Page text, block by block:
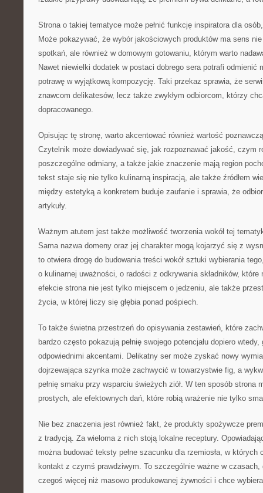
Strona o takiej tematyce może pełnić funkcję inspiratora dla
Może pokazywać, że wybór jakościowych produktów ma sens
spotkań, ale również w domowym gotowaniu, którym warto
Nawet niewielki dodatek w postaci dobrego sera potrafi odmienić
potrawę w wyjątkową kompozycję. Taki przekaz sprawia, że
znawcom delikatesów, lecz także zwykłym odbiorcom, którzy
dopracowanego.
Opisując tę stronę, warto akcentować również wartość
Czytelnik może dowiadywać się, jak rozpoznawać jakość, czym
poszczególne odmiany, a także jakie znaczenie mają region
tekst staje się nie tylko kulinarną inspiracją, ale także źródłem
między estetyką a konkretem buduje zaufanie i sprawia, że
artykuły.
Ważnym atutem jest także możliwość tworzenia wokół tej
Sama nazwa domeny oraz jej charakter mogą kojarzyć się z
to otwiera drogę do budowania treści wokół sztuki wybierania
o kulinarnej uważności, o radości z odkrywania składników, które
efekcie strona nie jest tylko miejscem o jedzeniu, ale także
życia, w której liczy się głębia ponad pośpiech.
To także świetna przestrzeń do opisywania zestawień, które
bardzo często pokazują pełnię swojego potencjału dopiero
odpowiednimi akcentami. Delikatny ser może zyskać nowy
dojrzewająca szynka może zachwycić w towarzystwie fig, a
pełnię smaku przy wsparciu świeżych ziół. W ten sposób strona
prostych, ale efektownych dań, które robią wrażenie nie tylko
Nie bez znaczenia jest również fakt, że produkty spożywcze
z tradycją. Za wieloma z nich stoją lokalne receptury.
można budować teksty pełne szacunku dla rzemiosła, w
kontakt z czymś prawdziwym. To szczególnie ważne w
czegoś więcej niż masowo produkowanej żywności i chce